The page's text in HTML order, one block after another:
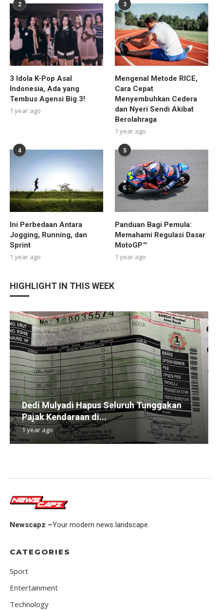
2
3 Idola K-Pop Asal
Indonesia, Ada yang
Tembus Agensi Big 3!
1 year ago
3
Mengenal Metode RICE,
Cara Cepat
Menyembuhkan Cedera
dan Nyeri Sendi Akibat
Berolahraga
1 year ago
4
Ini Perbedaan Antara
Jogging, Running, dan
Sprint
1 year ago
5
Panduan Bagi Pemula:
Memahami Regulasi Dasar
MotoGP™
1 year ago
HIGHLIGHT IN THIS WEEK
Dedi Mulyadi Hapus Seluruh Tunggakan
Pajak Kendaraan di...
1 year ago
Newscapz –Your modern news landscape.
CATEGORIES
Sport
Entertainment
Technology